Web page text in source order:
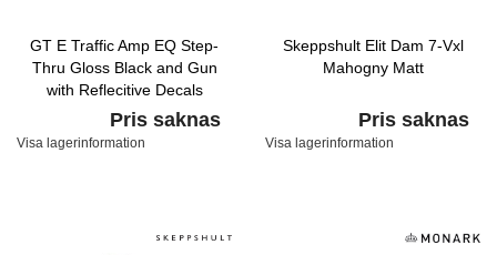
GT E Traffic Amp EQ Step-
Thru Gloss Black and Gun
with Reflecitive Decals
Pris saknas
Visa lagerinformation
Skeppshult Elit Dam 7-Vxl
Mahogny Matt
Pris saknas
Visa lagerinformation